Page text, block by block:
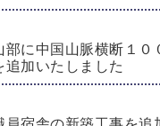
部に中国山脈横断１０
追加いたしました